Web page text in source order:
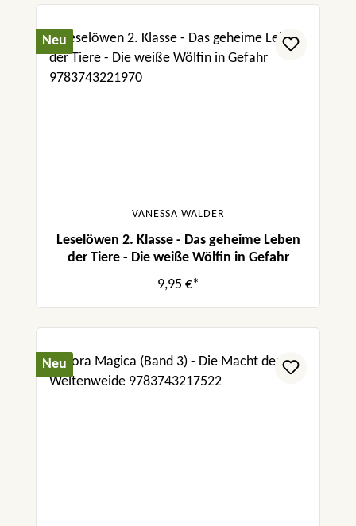
Neu
VANESSA WALDER
Leselöwen 2. Klasse - Das geheime Leben
der Tiere - Die weiße Wölfin in Gefahr
9,95 €*
Neu